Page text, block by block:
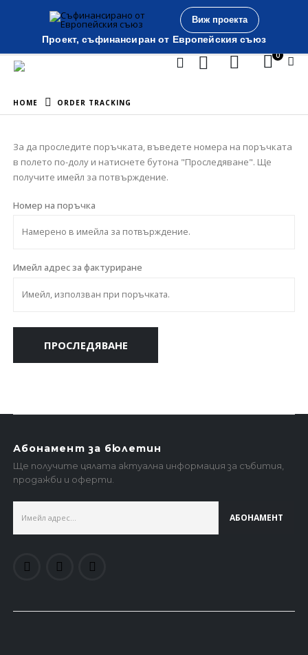
Проект, съфинансиран от Европейския съюз
Виж проекта
0
HOME ORDER TRACKING
За да проследите поръчката, въведете номера на поръчката
в полето по-долу и натиснете бутона "Проследяване". Ще
получите имейл за потвърждение.
Номер на поръчка
Имейл адрес за фактуриране
ПРОСЛЕДЯВАНЕ
Абонамент за бюлетин
Ще получите цялата актуална информация за събития,
продажби и оферти.